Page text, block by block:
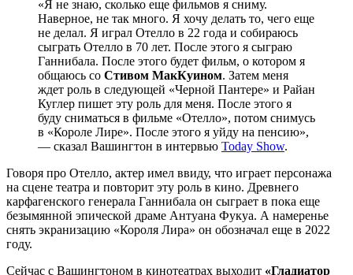
«Я не знаю, сколько еще фильмов я сниму.
Наверное, не так много. Я хочу делать то, чего еще
не делал. Я играл Отелло в 22 года и собираюсь
сыграть Отелло в 70 лет. После этого я сыграю
Ганнибала. После этого будет фильм, о котором я
общаюсь со Стивом МакКуином. Затем меня
ждет роль в следующей «Черной Пантере» и Райан
Куглер пишет эту роль для меня. После этого я
буду сниматься в фильме «Отелло», потом снимусь
в «Короле Лире». После этого я уйду на пенсию»,
— сказал Вашингтон в интервью Today Show.
Говоря про Отелло, актер имел ввиду, что играет персонажа
на сцене театра и повторит эту роль в кино. Древнего
карфагенского генерала Ганнибала он сыграет в пока еще
безымянной эпической драме Антуана Фукуа. А намеренье
снять экранизацию «Короля Лира» он обозначал еще в 2022
году.
Сейчас с Вашингтоном в кинотеатрах выходит «Гладиатор